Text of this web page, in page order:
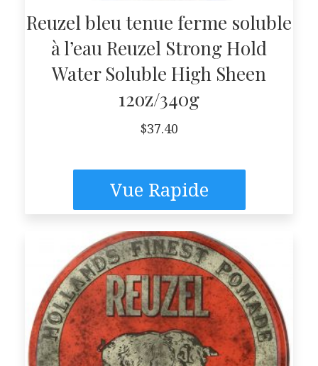
Reuzel bleu tenue ferme soluble
à l’eau Reuzel Strong Hold
Water Soluble High Sheen
12oz/340g
$37.40
Vue Rapide